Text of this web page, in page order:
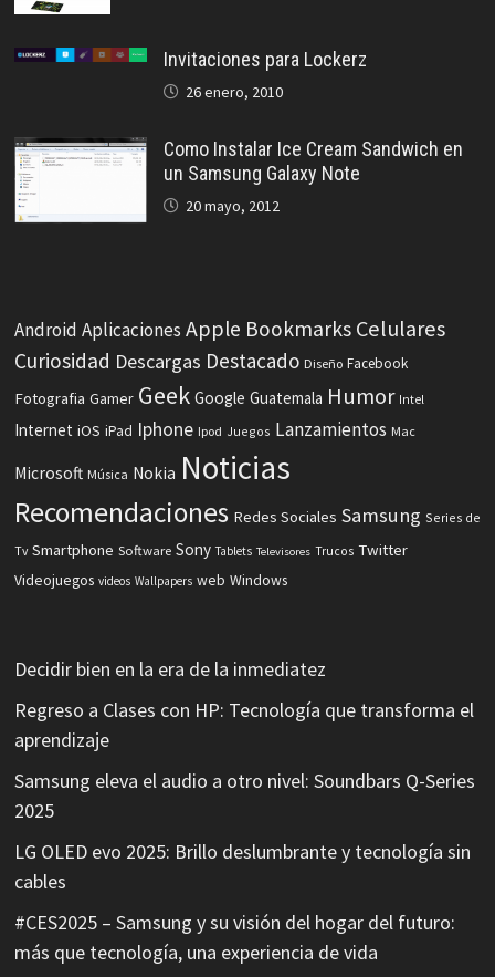
Invitaciones para Lockerz
26 enero, 2010
Como Instalar Ice Cream Sandwich en
un Samsung Galaxy Note
20 mayo, 2012
Android Aplicaciones Apple Bookmarks Celulares
Curiosidad Descargas Destacado Diseño Facebook
Fotografia Gamer Geek Google Guatemala Humor Intel
Internet iOS iPad Iphone Ipod Juegos Lanzamientos Mac
Microsoft Música Nokia Noticias
Recomendaciones Redes Sociales Samsung Series de
Tv Smartphone Software Sony Tablets Televisores Trucos Twitter
Videojuegos videos Wallpapers web Windows
Decidir bien en la era de la inmediatez
Regreso a Clases con HP: Tecnología que transforma el
aprendizaje
Samsung eleva el audio a otro nivel: Soundbars Q-Series
2025
LG OLED evo 2025: Brillo deslumbrante y tecnología sin
cables
#CES2025 – Samsung y su visión del hogar del futuro:
más que tecnología, una experiencia de vida